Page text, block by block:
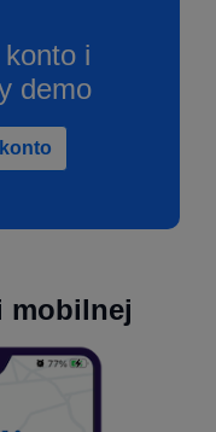
konto i
demo
mobilnej